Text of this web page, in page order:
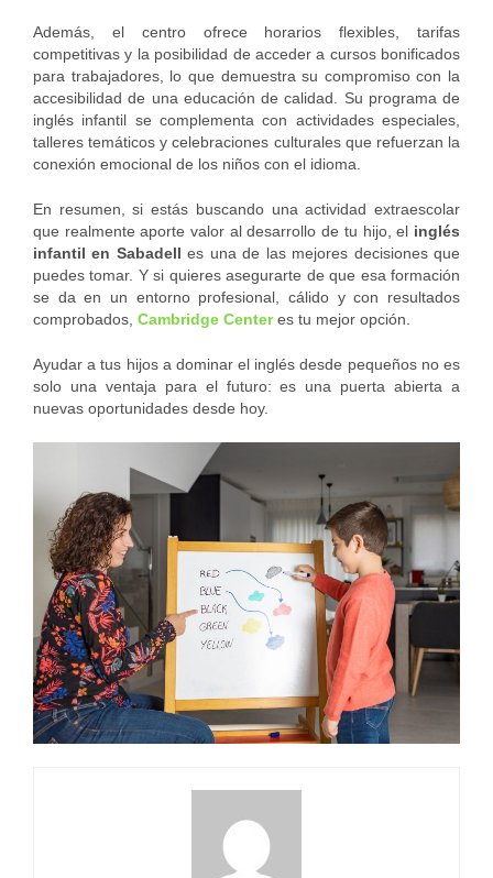
Además, el centro ofrece horarios flexibles, tarifas
competitivas y la posibilidad de acceder a cursos bonificados
para trabajadores, lo que demuestra su compromiso con la
accesibilidad de una educación de calidad. Su programa de
inglés infantil se complementa con actividades especiales,
talleres temáticos y celebraciones culturales que refuerzan la
conexión emocional de los niños con el idioma.
En resumen, si estás buscando una actividad extraescolar
que realmente aporte valor al desarrollo de tu hijo, el inglés
infantil en Sabadell es una de las mejores decisiones que
puedes tomar. Y si quieres asegurarte de que esa formación
se da en un entorno profesional, cálido y con resultados
comprobados, Cambridge Centeres tu mejor opción.
Ayudar a tus hijos a dominar el inglés desde pequeños no es
solo una ventaja para el futuro: es una puerta abierta a
nuevas oportunidades desde hoy.